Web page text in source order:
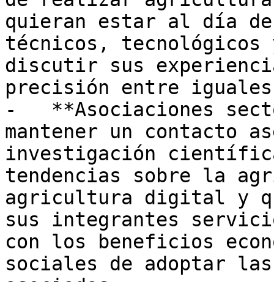
quieran estar al día
técnicos, tecnológicos
discutir sus
precisión entre
-   **Asociaciones
mantener un contacto
investigación
tendencias sobre la
agricultura digital y
sus integrantes
con los beneficios
sociales de adoptar